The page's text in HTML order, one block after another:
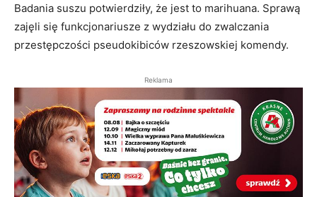
Badania suszu potwierdziły, że jest to marihuana. Sprawą
zajęli się funkcjonariusze z wydziału do zwalczania
przestępczości pseudokibiców rzeszowskiej komendy.
Reklama